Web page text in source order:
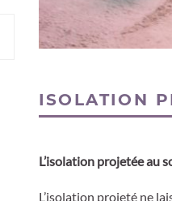
ISOLATION
L’isolation projetée au
L’isolation projeté ne